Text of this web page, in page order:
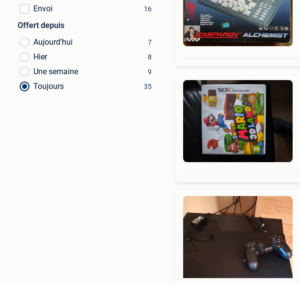
Envoi 16
Offert depuis
Aujourd’hui
7
Hier 8
Une semaine 9
Toujours 35